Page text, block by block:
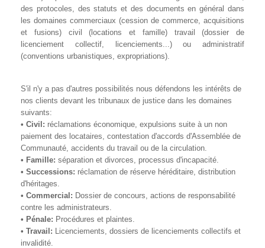
des protocoles, des statuts et des documents en général dans
les domaines commerciaux (cession de commerce, acquisitions
et fusions) civil (locations et famille) travail (dossier de
licenciement collectif, licenciements...) ou administratif
(conventions urbanistiques, expropriations).
S'il n'y a pas d'autres possibilités nous défendons les intérêts de
nos clients devant les tribunaux de justice dans les domaines
suivants:
• Civil: réclamations économique, expulsions suite à un non
paiement des locataires, contestation d'accords d'Assemblée de
Communauté, accidents du travail ou de la circulation.
• Famille: séparation et divorces, processus d'incapacité.
• Successions: réclamation de réserve héréditaire, distribution
d'héritages.
• Commercial: Dossier de concours, actions de responsabilité
contre les administrateurs.
• Pénale: Procédures et plaintes.
• Travail: Licenciements, dossiers de licenciements collectifs et
invalidité.